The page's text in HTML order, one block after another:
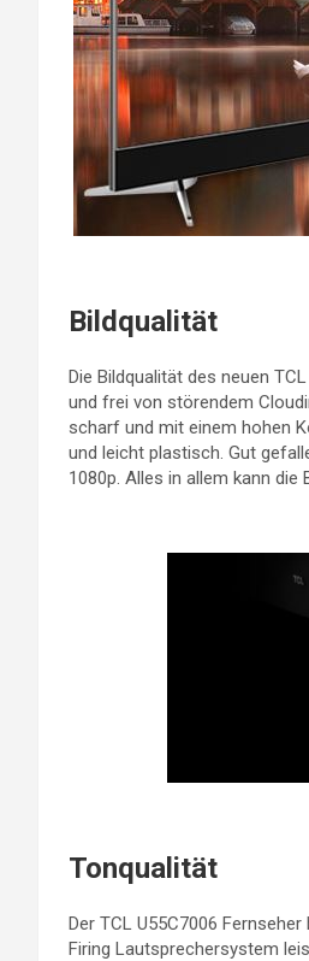
Bildqualität
Die Bildqualität des neuen
und frei von störendem
scharf und mit einem hohen
und leicht plastisch. Gut
1080p. Alles in allem kann die
Tonqualität
Der TCL U55C7006
Firing Lautsprechersystem